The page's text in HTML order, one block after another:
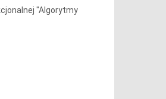
"Algorytmy